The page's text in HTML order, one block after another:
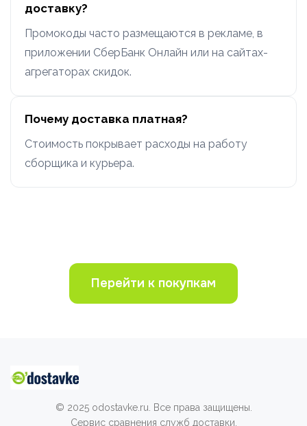
доставку?
Промокоды часто размещаются в рекламе, в
приложении СберБанк Онлайн или на сайтах-
агрегаторах скидок.
Почему доставка платная?
Стоимость покрывает расходы на работу
сборщика и курьера.
Перейти к покупкам
© 2025 odostavke.ru. Все права защищены.
Сервис сравнения служб доставки.